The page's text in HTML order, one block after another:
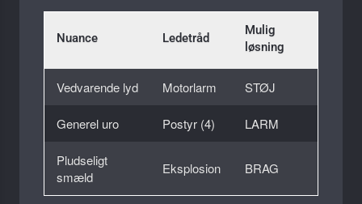
Nuance Ledetråd
Mulig
løsning
Vedvarende lyd Motorlarm STØJ
Generel uro Postyr (4) LARM
Pludseligt
smæld
Eksplosion BRAG